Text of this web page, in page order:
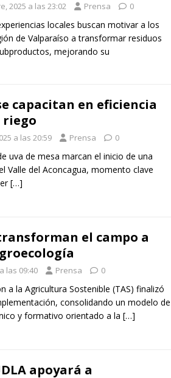
2025 a las 23:02 Prensa 0
locales buscan motivar a los
de Valparaíso a transformar residuos
mejorando su
capacitan en eficiencia
riego
a las 20:59 Prensa 0
uva de mesa marcan el inicio de una
Valle del Aconcagua, momento clave
[…]
el campo a
las 09:40 Prensa 0
a la Agricultura Sostenible (TAS) finalizó
consolidando un modelo de
y formativo orientado a la […]
apoyará a